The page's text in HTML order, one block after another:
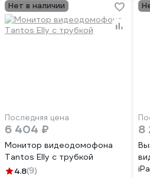
Нет в наличии
Последняя цена
6 404 ₽
Монитор видеодомофона
Tantos Elly с трубкой
4.8(9)
8